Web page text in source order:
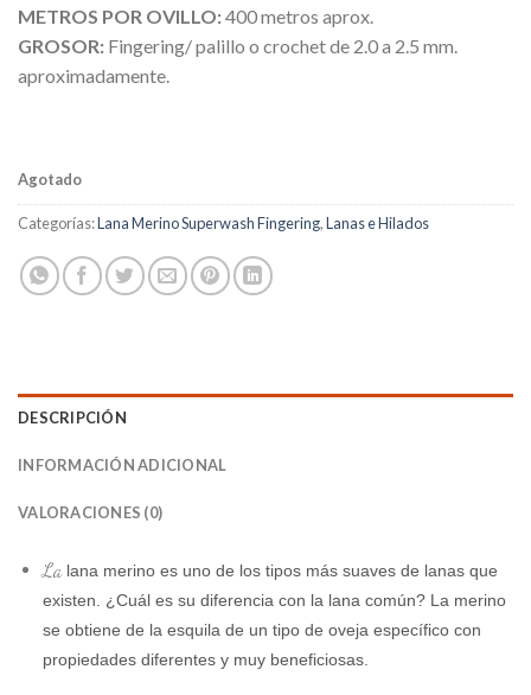
METROS POR OVILLO:400 metros aprox.
GROSOR: Fingering/ palillo o crochet de 2.0 a 2.5 mm.
aproximadamente.
Agotado
Categorías:Lana Merino Superwash Fingering,Lanas e Hilados
DESCRIPCIÓN
INFORMACIÓN ADICIONAL
VALORACIONES (0)
Lalana merino es uno de los tipos más suaves de lanas que
existen. ¿Cuál es su diferencia con la lana común? La merino
se obtiene de la esquila de un tipo de oveja específico con
propiedades diferentes y muy beneficiosas.